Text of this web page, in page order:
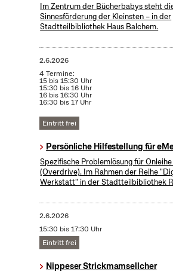
Im Zentrum der Bücherbabys steht
Sinnesförderung der Kleinsten – in der
Stadtteilbibliothek Haus Balchem.
2.6.2026
4 Termine:
15 bis 15:30 Uhr
15:30 bis 16 Uhr
16 bis 16:30 Uhr
16:30 bis 17 Uhr
Eintritt frei
Persönliche Hilfestellung für
Spezifische Problemlösung für
(Overdrive). Im Rahmen der Reihe
Werkstatt" in der Stadtteilbibliothek
2.6.2026
15:30 bis 17:30 Uhr
Eintritt frei
Nippeser Strickmamsellcher